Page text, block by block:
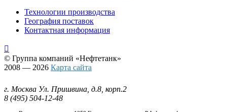
Технологии производства
География поставок
Контактная информация

© Группа компаний «Нефтетанк»
2008 — 2026 Карта сайта
г. Москва Ул. Пришвина, д.8, корп.2
8 (495) 504-12-48